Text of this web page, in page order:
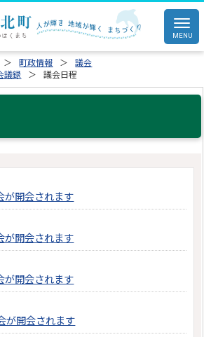
町政情報
議会
議録
議会日程
が開会されます
が開会されます
が開会されます
が開会されます